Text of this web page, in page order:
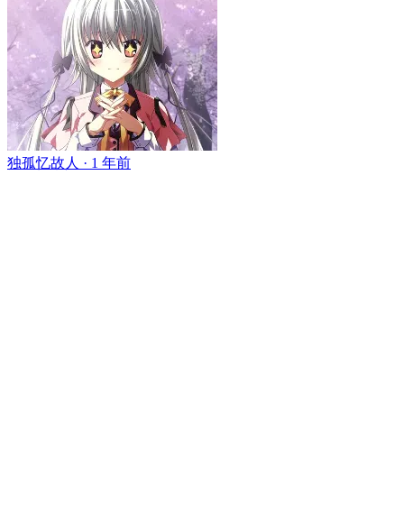
独孤忆故人 · 1 年前